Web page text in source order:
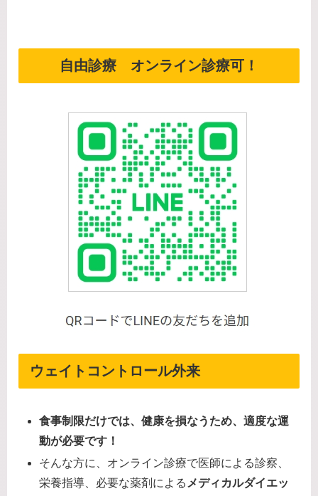
自由診療 オンライン診療可！
ウェイトコントロール外来
食事制限だけでは、健康を損なうため、適度な運
動が必要です！
そんな方に、オンライン診療で医師による診察、
栄養指導、必要な薬剤による メディカルダイエッ